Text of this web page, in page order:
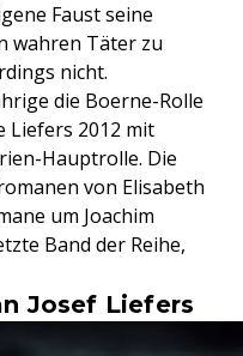
Faust seine
wahren Täter zu
nicht.
die Boerne-Rolle
Liefers 2012 mit
Hauptrolle. Die
von Elisabeth
um Joachim
Band der Reihe,
Josef Liefers